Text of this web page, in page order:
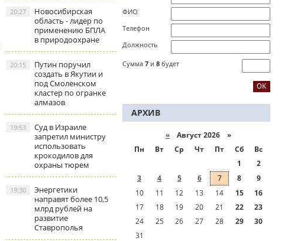
Новосибирская
область - лидер по
применению БПЛА
в природоохране
20:27
Путин поручил
создать в Якутии и
под Смоленском
кластер по огранке
алмазов
20:15
Суд в Израиле
запретил министру
использовать
крокодилов для
охраны тюрем
19:53
Энергетики
направят более 10,5
млрд рублей на
развитие
Ставрополья
19:30
ФИО
Телефон
Должность
Сумма 7 и 8 будет
АРХИВ
« Август 2026 »
Пн
Вт Ср Чт Пт Сб
Вс
1
2
3
4 5 6 7 8
9
10
11 12 13 14 15
16
17
18 19 20 21 22
23
24
25 26 27 28 29
30
31